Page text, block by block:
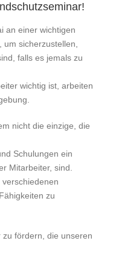
an einer wichtigen
sicherzustellen,
falls es jemals zu
wichtig ist, arbeiten
nicht die einzige, die
Schulungen ein
Mitarbeiter, sind.
zu
fördern, die unseren